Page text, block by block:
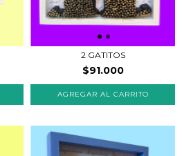
2 GATITOS
$91.000